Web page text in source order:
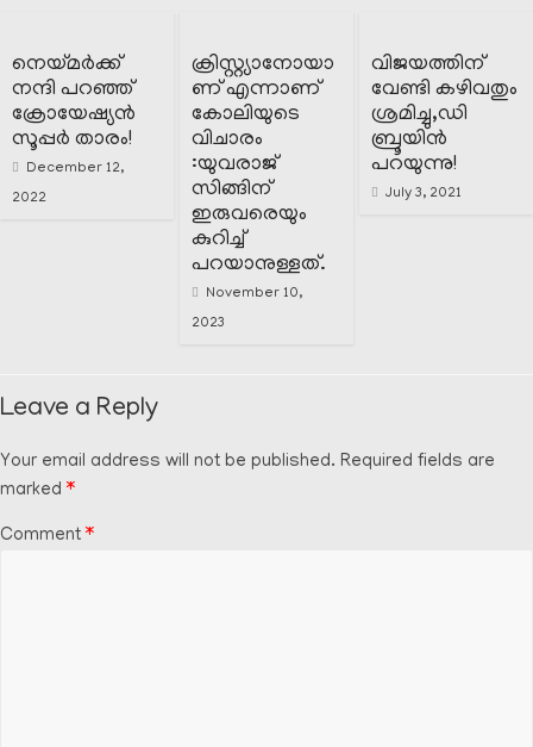
നെയ്മർക്ക്
നന്ദി പറഞ്ഞ്
ക്രോയേഷ്യൻ
സൂപ്പർ താരം!
December 12,
2022
ക്രിസ്റ്റ്യാനോയാ
ണ് എന്നാണ്
കോലിയുടെ
വിചാരം
:യുവരാജ്
സിങ്ങിന്
ഇരുവരെയും
കുറിച്ച്
പറയാനുള്ളത്.
November 10,
2023
വിജയത്തിന്
വേണ്ടി കഴിവതും
ശ്രമിച്ചു,ഡി
ബ്രൂയിൻ
പറയുന്നു!
July 3, 2021
Leave a Reply
Your email address will not be published. Required fields are
marked *
Comment *